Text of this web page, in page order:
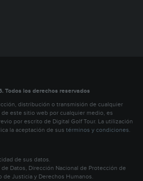
Todos los derechos reservados
distribución o transmisión de cualquier
de este sitio web por cualquier medio, es
por escrito de Digital Golf Tour. La utilización
la aceptación de sus términos y condiciones.
de sus datos.
Datos, Dirección Nacional de Protección de
de Justicia y Derechos Humanos.